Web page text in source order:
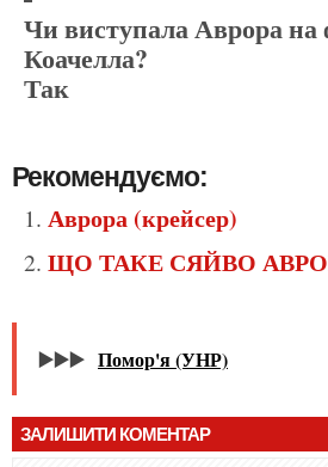
Чи виступала Аврора на фестивалі
Коачелла?
Так
Рекомендуємо:
Аврора (крейсер)
ЩО ТАКЕ СЯЙВО
▶️▶️▶️ Помор'я (УНР)
ЗАЛИШИТИ КОМЕНТАР